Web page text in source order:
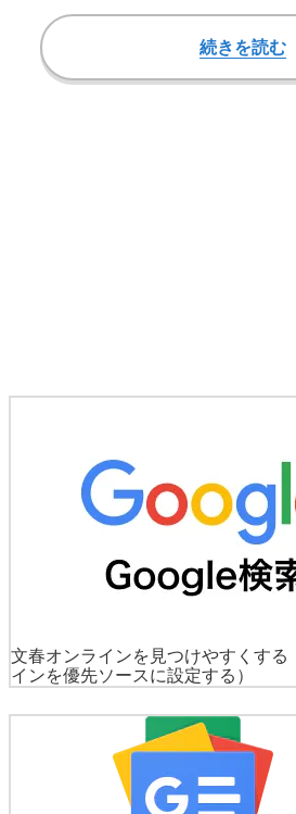
（松本智津夫…
続きを読む
文春オンラインを見つけやすくする
インを優先ソースに設定する）